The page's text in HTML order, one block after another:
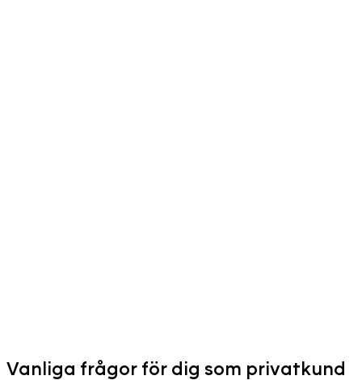
Vanliga frågor för dig som privatkund